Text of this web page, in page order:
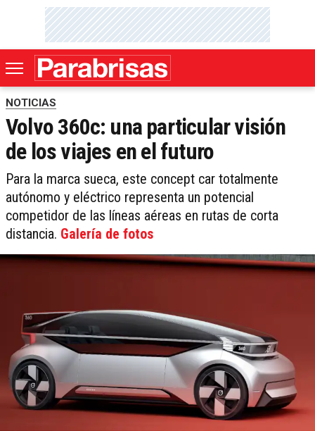
NOTICIAS
Volvo 360c: una particular visión
de los viajes en el futuro
Para la marca sueca, este concept car totalmente
autónomo y eléctrico representa un potencial
competidor de las líneas aéreas en rutas de corta
distancia. Galería de fotos